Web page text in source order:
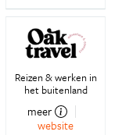
Reizen & werken in
het buitenland
meer
website